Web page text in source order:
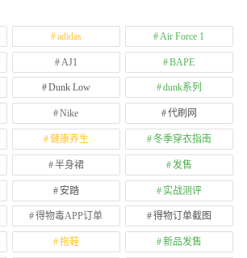
adidas Air Force 1
AJ1 BAPE
Dunk Low dunk系列
Nike 代刷网
健康养生 冬季穿衣指南
半身裙 发售
安踏 实战测评
得物毒APP订单 得物订单截图
拖鞋 新品发售